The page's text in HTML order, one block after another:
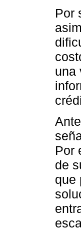
Por
una
Por
de
que